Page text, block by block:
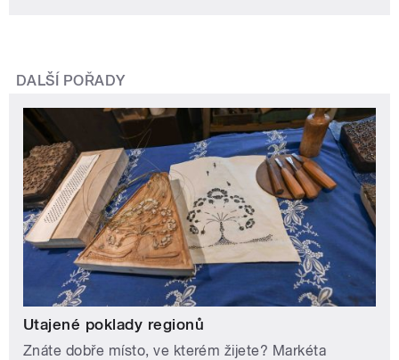
DALŠÍ POŘADY
Utajené poklady regionů
Znáte dobře místo, ve kterém žijete? Markéta